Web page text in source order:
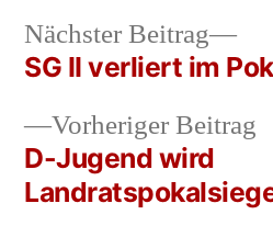
Beitrags-
Navigation
Vorheriger Beitrag
D-Jugend wird
Nächster Beitrag
SG II verliert im